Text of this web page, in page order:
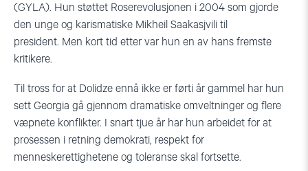
(GYLA). Hun støttet Roserevolusjonen i 2004 som gjorde
den unge og karismatiske Mikheil Saakasjvili til
president. Men kort tid etter var hun en av hans fremste
kritikere.
Til tross for at Dolidze ennå ikke er førti år gammel har hun
sett Georgia gå gjennom dramatiske omveltninger og flere
væpnete konflikter. I snart tjue år har hun arbeidet for at
prosessen i retning demokrati, respekt for
menneskerettighetene og toleranse skal fortsette.